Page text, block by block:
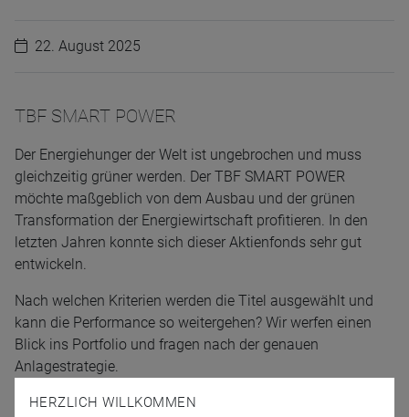
22. August 2025
TBF SMART POWER
Der Energiehunger der Welt ist ungebrochen und muss
gleichzeitig grüner werden. Der TBF SMART POWER
möchte maßgeblich von dem Ausbau und der grünen
Transformation der Energiewirtschaft profitieren. In den
letzten Jahren konnte sich dieser Aktienfonds sehr gut
entwickeln.
Nach welchen Kriterien werden die Titel ausgewählt und
kann die Performance so weitergehen? Wir werfen einen
Blick ins Portfolio und fragen nach der genauen
Anlagestrategie.
HERZLICH WILLKOMMEN